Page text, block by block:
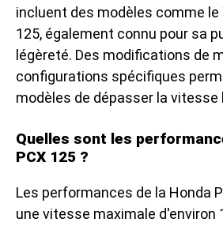
incluent des modèles comme le
125, également connu pour sa
légèreté. Des modifications de
configurations spécifiques
modèles de dépasser la
Quelles sont les
PCX 125 ?
Les performances de la Honda
une vitesse maximale d'environ